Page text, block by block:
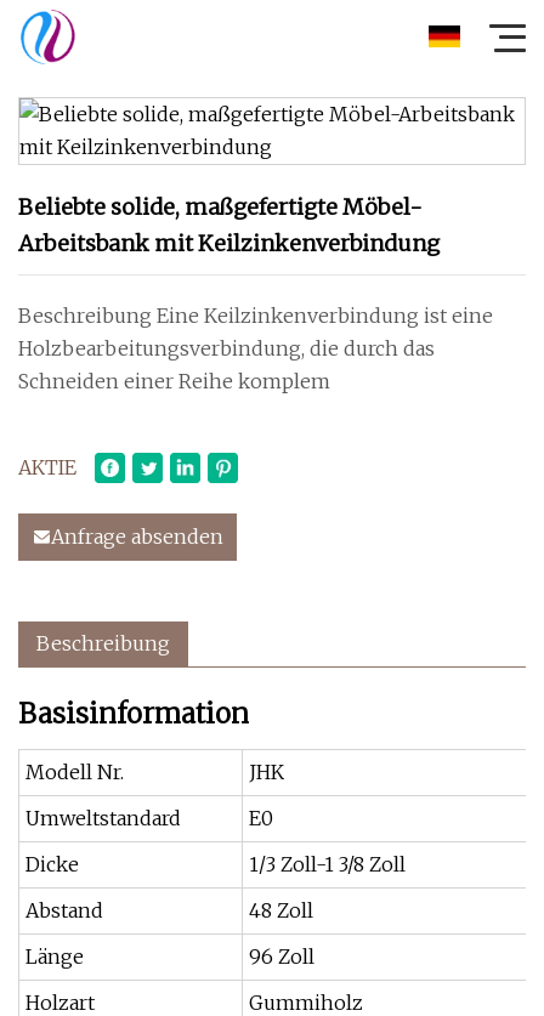
Beliebte solide, maßgefertigte Möbel-
Arbeitsbank mit Keilzinkenverbindung
Beschreibung Eine Keilzinkenverbindung ist eine
Holzbearbeitungsverbindung, die durch das
Schneiden einer Reihe komplem
AKTIE
Anfrage absenden
Beschreibung
Basisinformation
Modell Nr.
JHK
Umweltstandard
E0
Dicke
1/3 Zoll-1 3/8 Zoll
Abstand
48 Zoll
Länge
96 Zoll
Holzart
Gummiholz